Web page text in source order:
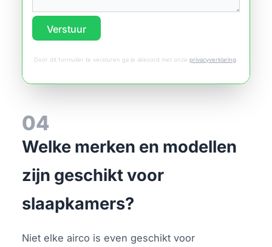
Verstuur
Door dit formulier te versturen ga je akkoord met onze privacyverklaring
04
Welke merken en modellen
zijn geschikt voor
slaapkamers?
Niet elke airco is even geschikt voor